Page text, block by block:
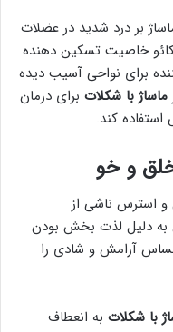
بر درد شدید در عضلات
خاصیت تسکین دهنده
برای نواحی آسیب دیده
ماساژ با شکلات برای درمان
کند.
استرس ناشی از
به دلیل لذت بخش بودن
آرامش و شادی را
با شکلات به انعطاف